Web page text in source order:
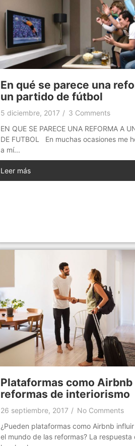
En qué se parece una
un partido de fútbol
5 diciembre, 2017 / 3 Comments
EN QUE SE PARECE UNA REFORMA A
DE FUTBOL En muchas ocasiones me
a mí...
Leer más
Plataformas como Airbnb
reformas de interiorismo
26 septiembre, 2017 / No Comments
¿Pueden plataformas como Airbnb
el mundo de las reformas? La respuesta